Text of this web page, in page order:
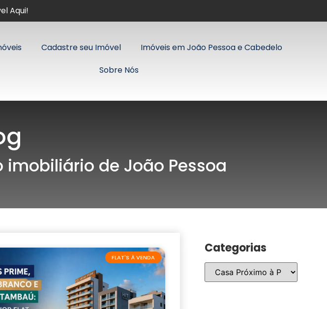
Aqui!
Cadastre seu Imóvel
Imóveis em João Pessoa e Cabedelo
Sobre Nós
de João Pessoa
FLAT'S À VENDA
Categorias